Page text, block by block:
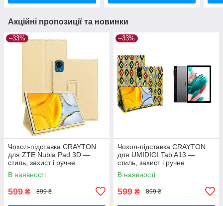
Акційні пропозиції та новинки
–33%
Чохол-підставка CRAYTON
для ZTE Nubia Pad 3D —
стиль, захист і ручне
збирання, колір Бежевий
В наявності
599 ₴ 899 ₴
–33%
Чохол-підставка CRAYTON
для UMIDIGI Tab A13 —
стиль, захист і ручне
збирання, колір Камні
В наявності
599 ₴ 899 ₴